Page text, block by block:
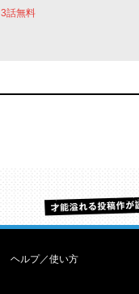
3話無料
才能
ヘルプ／使い方